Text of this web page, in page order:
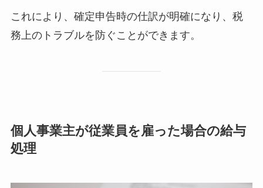
これにより、確定申告時の仕訳が明確になり、税
務上のトラブルを防ぐことができます。
個人事業主が従業員を雇った場合の給与
処理